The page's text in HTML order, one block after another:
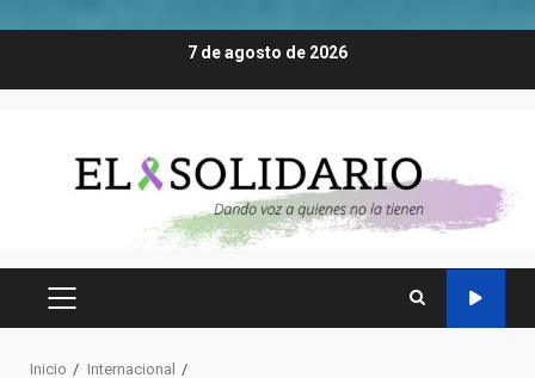
7 de agosto de 2026
MENÚ
Inicio
Internacional